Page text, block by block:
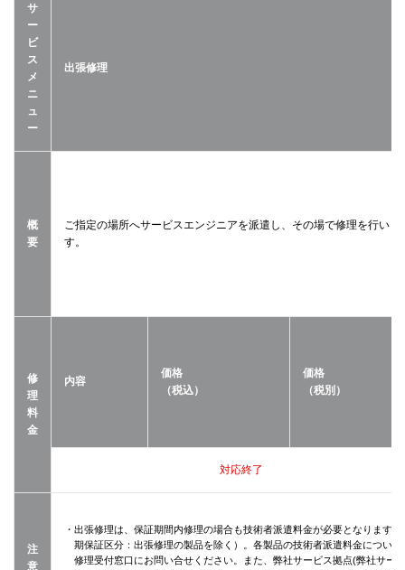
サ
ー
ビ
ス
メ
ニ
ュ
ー
出張修理
概
要
ご指定の場所へサービスエンジニアを派遣し、その場で修理を行いま
す。
修
理
料
金
内容
価格
（税込）
価格
（税別）
対応終了
注
意
・出張修理は、保証期間内修理の場合も技術者派遣料金が必要となります（
期保証区分：出張修理の製品を除く）。各製品の技術者派遣料金について
修理受付窓口にお問い合せください。また、弊社サービス拠点(弊社サー